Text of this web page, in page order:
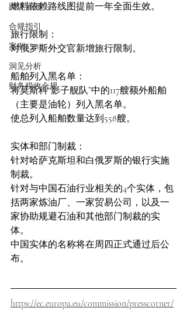
跨境雇佣
合规指引
案例 Case
洞见分析
财务税收合规
燃料依赖路线图提前一年全面生效。
旅行限制：
对俄罗斯外交官新增旅行限制。
船舶列入黑名单：
将莫斯科“影子舰队”中的117艘额外船舶
（主要是油轮）列入黑名单。
使总列入船舶数量达到558艘。
实体和部门制裁：
针对哈萨克斯坦和白俄罗斯的银行实施
制裁。
针对与中国石油行业相关的4个实体，包
括两家炼油厂、一家贸易公司，以及一
家协助规避石油和其他部门制裁的实
体。
中国实体的名称将在周四正式通过后公
布。
https://ec.europa.eu/commission/presscorner/